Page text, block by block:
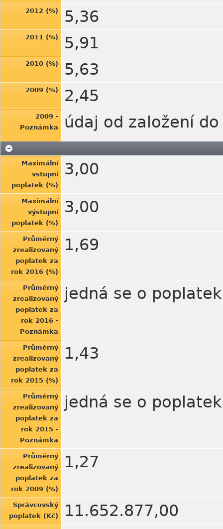
2012 (%) 5,36
2011 (%) 5,91
2010 (%) 5,63
2009 (%) 2,45
2009 -
Poznámka
údaj od založení
Maximální
vstupní
poplatek (%)
3,00
Maximální
výstupní
poplatek (%)
3,00
Průměrný
zrealizovaný
poplatek za
rok 2016 (%)
1,69
Průměrný
zrealizovaný
poplatek za
rok 2016 -
Poznámka
jedná se o
Průměrný
zrealizovaný
poplatek za
rok 2015 (%)
1,43
Průměrný
zrealizovaný
poplatek za
rok 2015 -
Poznámka
jedná se o
Průměrný
zrealizovaný
poplatek za
rok 2009 (%)
1,27
Správcovský
poplatek (Kč)
11.652.877,00